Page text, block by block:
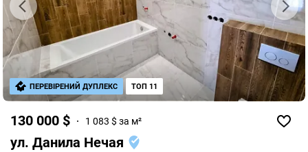
130 000 $ 1 083 $ за м²
ул. Данила Нечая
ПЕРЕВІРЕНИЙ ДУПЛЕКС ТОП 11